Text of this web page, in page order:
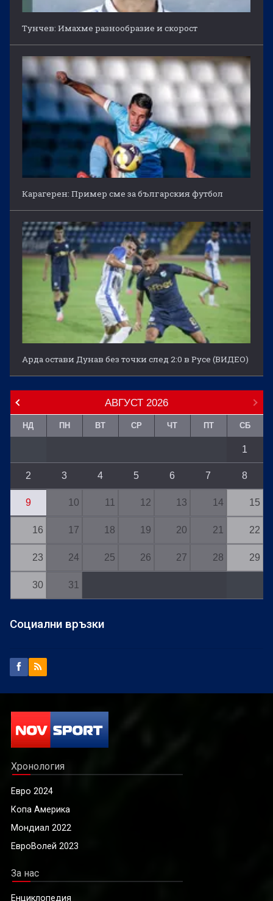
Тунчев: Имахме разнообразие и скорост
Карагерен: Пример сме за българския футбол
Арда остави Дунав без точки след 2:0 в Русе (ВИДЕО)
АВГУСТ 2026
НД ПН ВТ СР ЧТ ПТ СБ
1
2 3 4 5 6 7 8
9 10 11 12 13 14 15
16 17 18 19 20 21 22
23 24 25 26 27 28 29
30 31
Социални връзки
Хронология
Евро 2024
Копа Америка
Мондиал 2022
ЕвроВолей 2023
За нас
Енциклопедия